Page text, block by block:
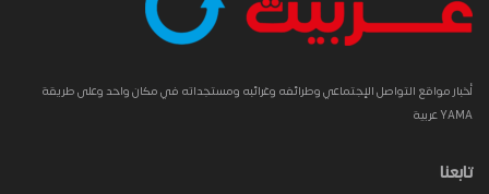
أخبار مواقع التواصل الإجتماعي وطرائفه وغرائبه ومستجداته في مكان واحد وعلى طريقة
YAMA عربية
تابعنا